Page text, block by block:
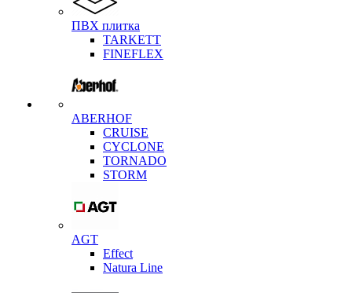
ПВХ плитка
TARKETT
FINEFLEX
ABERHOF
CRUISE
CYCLONE
TORNADO
STORM
AGT
Effect
Natura Line